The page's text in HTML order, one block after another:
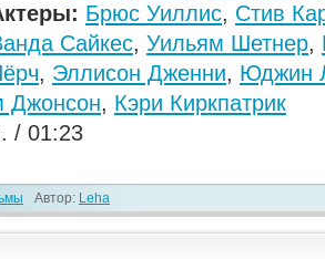
Брюс Уиллис, Стив
Сайкес, Уильям Шетнер,
, Эллисон Дженни, Юджин
Джонсон, Кэри Киркпатрик
/ 01:23
Автор: Leha